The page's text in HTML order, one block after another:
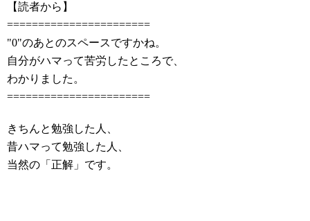
【読者から】
=======================
"0"のあとのスペースですかね。
自分がハマって苦労したところで、
わかりました。
=======================
きちんと勉強した人、
昔ハマって勉強した人、
当然の「正解」です。